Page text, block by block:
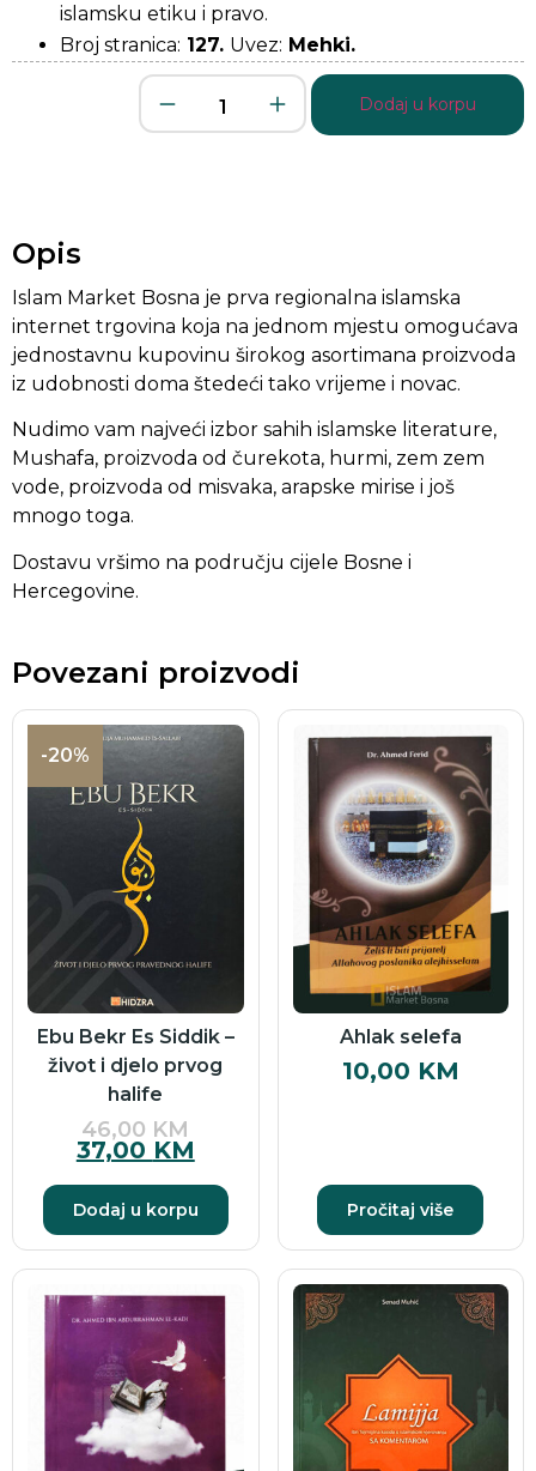
islamsku etiku i pravo.
Broj stranica: 127. Uvez: Mehki.
Dodaj u korpu
Opis
Islam Market Bosna je prva regionalna islamska
internet trgovina koja na jednom mjestu omogućava
jednostavnu kupovinu širokog asortimana proizvoda
iz udobnosti doma štedeći tako vrijeme i novac.
Nudimo vam najveći izbor sahih islamske literature,
Mushafa, proizvoda od čurekota, hurmi, zem zem
vode, proizvoda od misvaka, arapske mirise i još
mnogo toga.
Dostavu vršimo na području cijele Bosne i
Hercegovine.
Povezani proizvodi
-20%
Ebu Bekr Es Siddik –
život i djelo prvog
halife
46,00 KM
37,00 KM
Dodaj u korpu
Ahlak selefa
10,00 KM
Pročitaj više